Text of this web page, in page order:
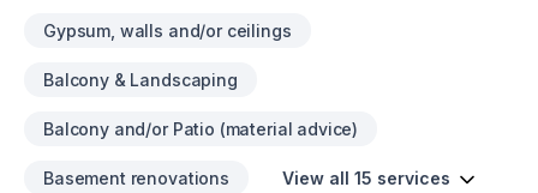
Gypsum, walls and/or ceilings
Balcony & Landscaping
Balcony and/or Patio (material advice)
Basement renovations View all 15 services